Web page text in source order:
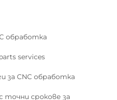
обработка
services
за CNC обработка
точни срокове за